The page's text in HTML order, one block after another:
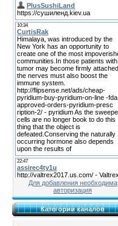
Для добавления необходима
авторизация
Категории каналов